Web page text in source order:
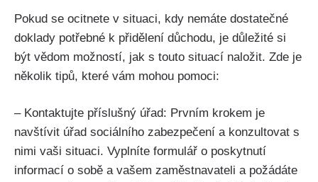
Pokud se ocitnete v situaci, kdy nemáte dostatečné
doklady potřebné k přidělení důchodu, je důležité si
být vědom možností, jak s touto situací naložit. Zde je
několik tipů, které vám mohou pomoci:
– Kontaktujte příslušný úřad: Prvním krokem je
navštívit úřad sociálního zabezpečení a konzultovat s
nimi vaši situaci. Vyplníte formulář o poskytnutí
informací o sobě a vašem zaměstnavateli a požádáte